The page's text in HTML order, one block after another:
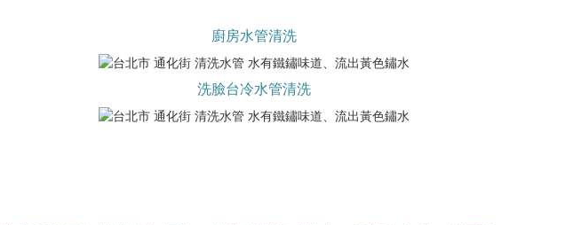
廚房水管清洗
洗臉台冷水管清洗